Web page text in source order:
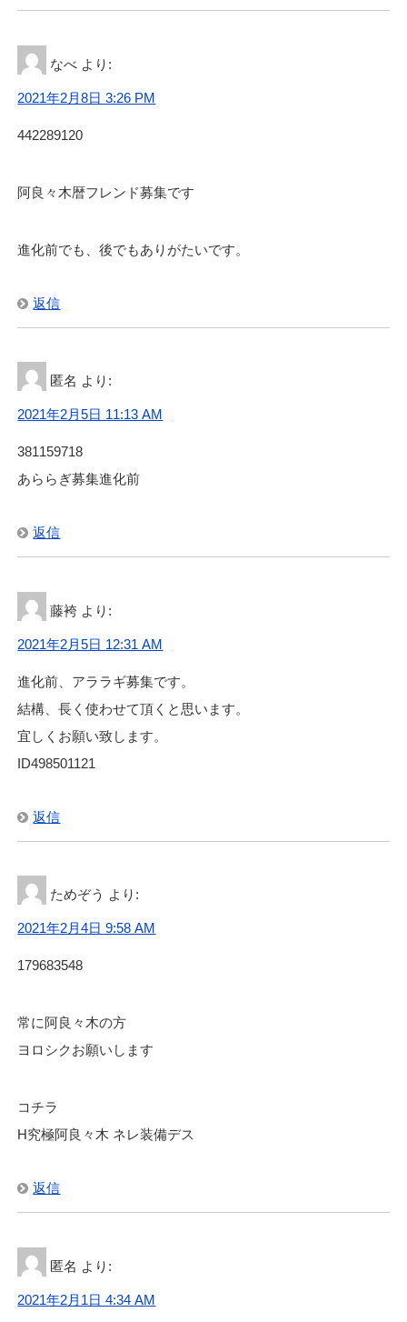
なべ より:
2021年2月8日 3:26 PM
442289120
阿良々木暦フレンド募集です
進化前でも、後でもありがたいです。
返信
匿名 より:
2021年2月5日 11:13 AM
381159718
あららぎ募集進化前
返信
藤袴 より:
2021年2月5日 12:31 AM
進化前、アララギ募集です。
結構、長く使わせて頂くと思います。
宜しくお願い致します。
ID498501121
返信
ためぞう より:
2021年2月4日 9:58 AM
179683548
常に阿良々木の方
ヨロシクお願いします
コチラ
H究極阿良々木 ネレ装備デス
返信
匿名 より:
2021年2月1日 4:34 AM